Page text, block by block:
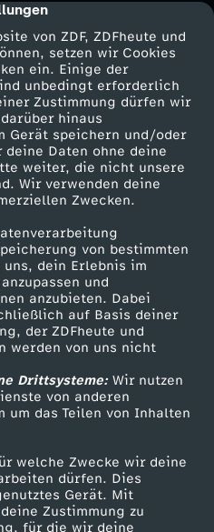
von ZDF, ZDFheute und
setzen wir Cookies
ein. Einige der
unbedingt erforderlich
Zustimmung dürfen wir
hinaus
Gerät speichern und/oder
Daten ohne deine
weiter, die nicht unsere
Wir verwenden deine
Zwecken.
von bestimmten
dein Erlebnis im
und
anzubieten. Dabei
auf Basis deiner
der ZDFheute und
werden von uns nicht
Drittsysteme:Wir nutzen
von anderen
um das Teilen von Inhalten
welche Zwecke wir deine
dürfen. Dies
Gerät. Mit
Zustimmung zu
für die wir deine
Service
ZDFmitreden
Kontakt zum ZDF
Tickets
Zuschauerservice
Hilfe